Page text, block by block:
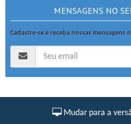
MENSAGENS NO
Cadastre-se e receba nossas mensagens
Mudar para a